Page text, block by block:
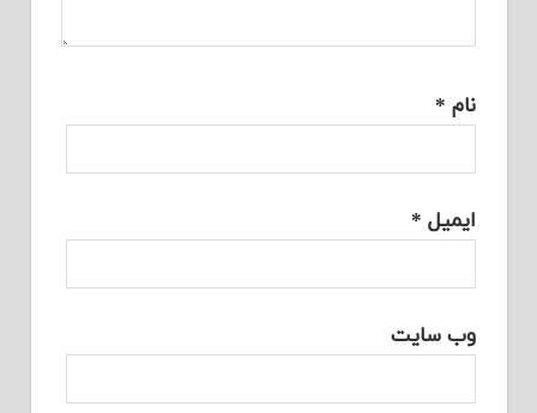
نام *
ایمیل *
وب‌ سایت